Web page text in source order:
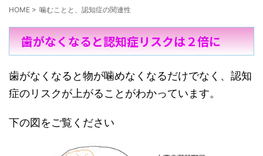
HOME > 噛むことと、認知症の関連性
歯がなくなると認知症リスクは２倍に
歯がなくなると物が噛めなくなるだけでなく、認知
症のリスクが上がることがわかっています。
下の図をご覧ください